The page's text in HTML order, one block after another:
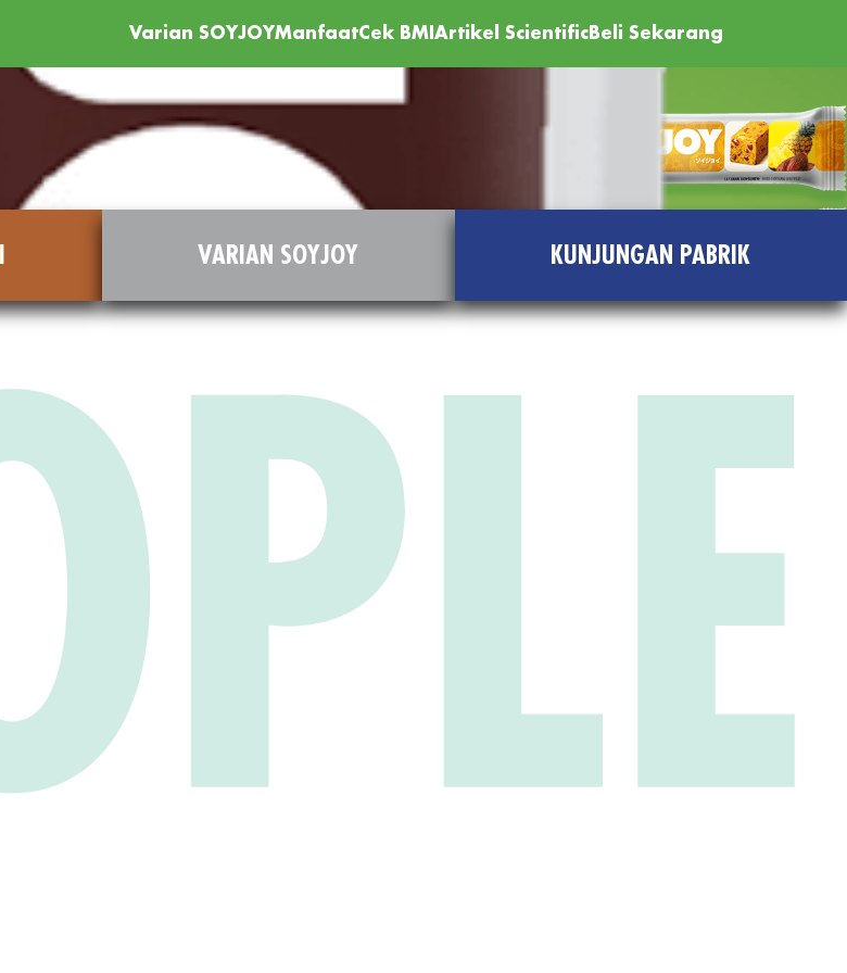
Varian SOYJOYManfaatCek BMI Artikel Scientific Beli Sekarang
VARIAN SOYJOY KUNJUNGAN PABRIK